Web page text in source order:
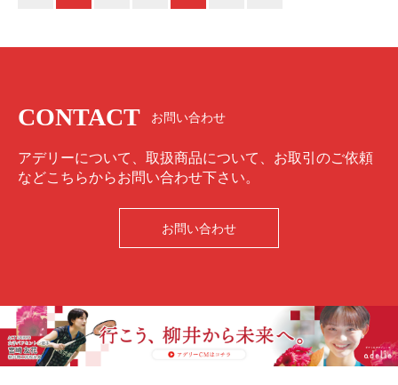
CONTACT お問い合わせ
アデリーについて、取扱商品について、お取引のご依頼
などこちらからお問い合わせ下さい。
お問い合わせ